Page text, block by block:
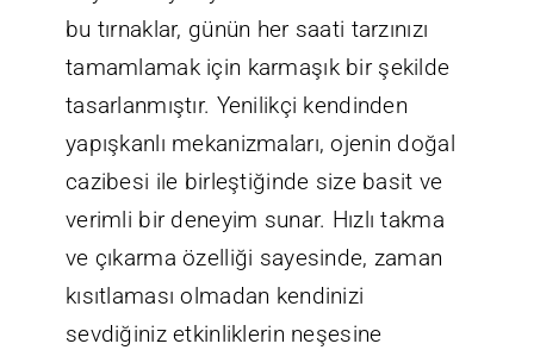
bu tırnaklar, günün her saati tarzınızı
tamamlamak için karmaşık bir şekilde
tasarlanmıştır. Yenilikçi kendinden
yapışkanlı mekanizmaları, ojenin doğal
cazibesi ile birleştiğinde size basit ve
verimli bir deneyim sunar. Hızlı takma
ve çıkarma özelliği sayesinde, zaman
kısıtlaması olmadan kendinizi
sevdiğiniz etkinliklerin neşesine